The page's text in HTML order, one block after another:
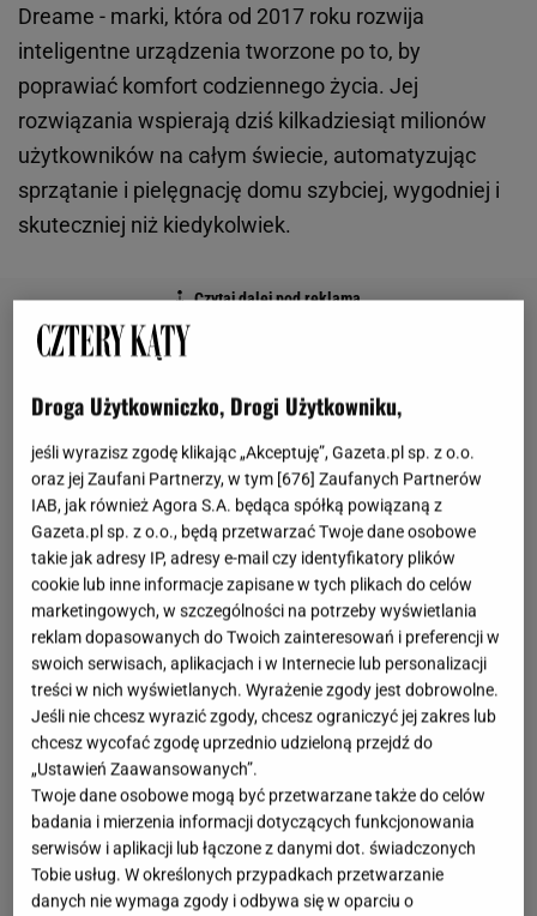
Dreame - marki, która od 2017 roku rozwija
inteligentne urządzenia tworzone po to, by
poprawiać komfort codziennego życia. Jej
rozwiązania wspierają dziś kilkadziesiąt milionów
użytkowników na całym świecie, automatyzując
sprzątanie i pielęgnację domu szybciej, wygodniej i
skuteczniej niż kiedykolwiek.
Droga Użytkowniczko, Drogi Użytkowniku,
jeśli wyrazisz zgodę klikając „Akceptuję”, Gazeta.pl sp. z o.o.
oraz jej Zaufani Partnerzy, w tym [676] Zaufanych Partnerów
IAB, jak również Agora S.A. będąca spółką powiązaną z
Gazeta.pl sp. z o.o., będą przetwarzać Twoje dane osobowe
takie jak adresy IP, adresy e-mail czy identyfikatory plików
cookie lub inne informacje zapisane w tych plikach do celów
marketingowych, w szczególności na potrzeby wyświetlania
reklam dopasowanych do Twoich zainteresowań i preferencji w
swoich serwisach, aplikacjach i w Internecie lub personalizacji
treści w nich wyświetlanych. Wyrażenie zgody jest dobrowolne.
Jeśli nie chcesz wyrazić zgody, chcesz ograniczyć jej zakres lub
chcesz wycofać zgodę uprzednio udzieloną przejdź do
„Ustawień Zaawansowanych”.
Twoje dane osobowe mogą być przetwarzane także do celów
badania i mierzenia informacji dotyczących funkcjonowania
serwisów i aplikacji lub łączone z danymi dot. świadczonych
Tobie usług. W określonych przypadkach przetwarzanie
danych nie wymaga zgody i odbywa się w oparciu o